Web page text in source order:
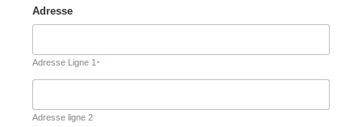
Adresse
Adresse Ligne 1*
Adresse ligne 2